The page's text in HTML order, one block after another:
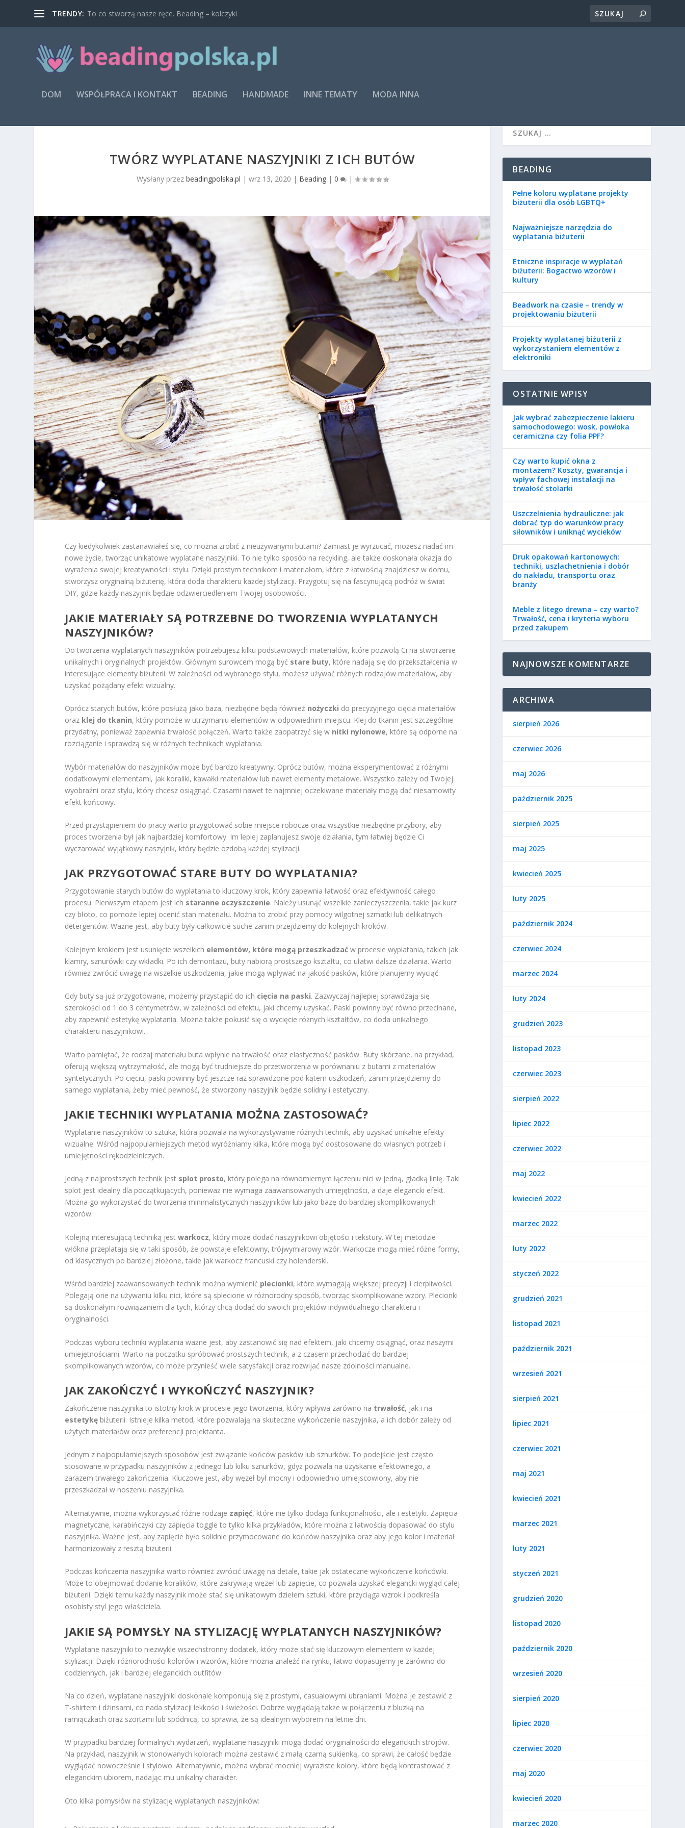
TRENDY: To co stworzą nasze ręce. Beading – kolczyki
DOM WSPÓŁPRACA I KONTAKT BEADING HANDMADE INNE TEMATY MODA INNA
TWÓRZ WYPLATANE NASZYJNIKI Z ICH BUTÓW
Wysłany przez beadingpolska.pl | wrz 13, 2020 | Beading| 0 |
Czy kiedykolwiek zastanawiałeś się, co można zrobić z nieużywanymi butami? Zamiast je wyrzucać, możesz nadać im
nowe życie, tworząc unikatowe wyplatane naszyjniki. To nie tylko sposób na recykling, ale także doskonała okazja do
wyrażenia swojej kreatywności i stylu. Dzięki prostym technikom i materiałom, które z łatwością znajdziesz w domu,
stworzysz oryginalną biżuterię, która doda charakteru każdej stylizacji. Przygotuj się na fascynującą podróż w świat
DIY, gdzie każdy naszyjnik będzie odzwierciedleniem Twojej osobowości.
JAKIE MATERIAŁY SĄ POTRZEBNE DO TWORZENIA WYPLATANYCH
NASZYJNIKÓW?
Do tworzenia wyplatanych naszyjników potrzebujesz kilku podstawowych materiałów, które pozwolą Ci na stworzenie
unikalnych i oryginalnych projektów. Głównym surowcem mogą być stare buty, które nadają się do przekształcenia w
interesujące elementy biżuterii. W zależności od wybranego stylu, możesz używać różnych rodzajów materiałów, aby
uzyskać pożądany efekt wizualny.
Oprócz starych butów, które posłużą jako baza, niezbędne będą również nożyczki do precyzyjnego cięcia materiałów
oraz klej do tkanin, który pomoże w utrzymaniu elementów w odpowiednim miejscu. Klej do tkanin jest szczególnie
przydatny, ponieważ zapewnia trwałość połączeń. Warto także zaopatrzyć się w nitki nylonowe, które są odporne na
rozciąganie i sprawdzą się w różnych technikach wyplatania.
Wybór materiałów do naszyjników może być bardzo kreatywny. Oprócz butów, można eksperymentować z różnymi
dodatkowymi elementami, jak koraliki, kawałki materiałów lub nawet elementy metalowe. Wszystko zależy od Twojej
wyobraźni oraz stylu, który chcesz osiągnąć. Czasami nawet te najmniej oczekiwane materiały mogą dać niesamowity
efekt końcowy.
Przed przystąpieniem do pracy warto przygotować sobie miejsce robocze oraz wszystkie niezbędne przybory, aby
proces tworzenia był jak najbardziej komfortowy. Im lepiej zaplanujesz swoje działania, tym łatwiej będzie Ci
wyczarować wyjątkowy naszyjnik, który będzie ozdobą każdej stylizacji.
JAK PRZYGOTOWAĆ STARE BUTY DO WYPLATANIA?
Przygotowanie starych butów do wyplatania to kluczowy krok, który zapewnia łatwość oraz efektywność całego
procesu. Pierwszym etapem jest ich staranne oczyszczenie. Należy usunąć wszelkie zanieczyszczenia, takie jak kurz
czy błoto, co pomoże lepiej ocenić stan materiału. Można to zrobić przy pomocy wilgotnej szmatki lub delikatnych
detergentów. Ważne jest, aby buty były całkowicie suche zanim przejdziemy do kolejnych kroków.
Kolejnym krokiem jest usunięcie wszelkich elementów, które mogą przeszkadzać w procesie wyplatania, takich jak
klamry, sznurówki czy wkładki. Po ich demontażu, buty nabiorą prostszego kształtu, co ułatwi dalsze działania. Warto
również zwrócić uwagę na wszelkie uszkodzenia, jakie mogą wpływać na jakość pasków, które planujemy wyciąć.
Gdy buty są już przygotowane, możemy przystąpić do ich cięcia na paski. Zazwyczaj najlepiej sprawdzają się
szerokości od 1 do 3 centymetrów, w zależności od efektu, jaki chcemy uzyskać. Paski powinny być równo przecinane,
aby zapewnić estetykę wyplatania. Można także pokusić się o wycięcie różnych kształtów, co doda unikalnego
charakteru naszyjnikowi.
Warto pamiętać, że rodzaj materiału buta wpłynie na trwałość oraz elastyczność pasków. Buty skórzane, na przykład,
oferują większą wytrzymałość, ale mogą być trudniejsze do przetworzenia w porównaniu z butami z materiałów
syntetycznych. Po cięciu, paski powinny być jeszcze raz sprawdzone pod kątem uszkodzeń, zanim przejdziemy do
samego wyplatania, żeby mieć pewność, że stworzony naszyjnik będzie solidny i estetyczny.
JAKIE TECHNIKI WYPLATANIA MOŻNA ZASTOSOWAĆ?
Wyplatanie naszyjników to sztuka, która pozwala na wykorzystywanie różnych technik, aby uzyskać unikalne efekty
wizualne. Wśród najpopularniejszych metod wyróżniamy kilka, które mogą być dostosowane do własnych potrzeb i
umiejętności rękodzielniczych.
Jedną z najprostszych technik jest splot prosto, który polega na równomiernym łączeniu nici w jedną, gładką linię. Taki
splot jest idealny dla początkujących, ponieważ nie wymaga zaawansowanych umiejętności, a daje elegancki efekt.
Można go wykorzystać do tworzenia minimalistycznych naszyjników lub jako bazę do bardziej skomplikowanych
wzorów.
Kolejną interesującą techniką jestwarkocz, który może dodać naszyjnikowi objętości i tekstury. W tej metodzie
włókna przeplatają się w taki sposób, że powstaje efektowny, trójwymiarowy wzór. Warkocze mogą mieć różne formy,
od klasycznych po bardziej złożone, takie jak warkocz francuski czy holenderski.
Wśród bardziej zaawansowanych technik można wymienić plecionki, które wymagają większej precyzji i cierpliwości.
Polegają one na używaniu kilku nici, które są splecione w różnorodny sposób, tworząc skomplikowane wzory. Plecionki
są doskonałym rozwiązaniem dla tych, którzy chcą dodać do swoich projektów indywidualnego charakteru i
oryginalności.
Podczas wyboru techniki wyplatania ważne jest, aby zastanowić się nad efektem, jaki chcemy osiągnąć, oraz naszymi
umiejętnościami. Warto na początku spróbować prostszych technik, a z czasem przechodzić do bardziej
skomplikowanych wzorów, co może przynieść wiele satysfakcji oraz rozwijać nasze zdolności manualne.
JAK ZAKOŃCZYĆ I WYKOŃCZYĆ NASZYJNIK?
Zakończenie naszyjnika to istotny krok w procesie jego tworzenia, który wpływa zarówno na trwałość, jak i na
estetykę biżuterii. Istnieje kilka metod, które pozwalają na skuteczne wykończenie naszyjnika, a ich dobór zależy od
użytych materiałów oraz preferencji projektanta.
Jednym z najpopularniejszych sposobów jest związanie końców pasków lub sznurków. To podejście jest często
stosowane w przypadku naszyjników z jednego lub kilku sznurków, gdyż pozwala na uzyskanie efektownego, a
zarazem trwałego zakończenia. Kluczowe jest, aby węzeł był mocny i odpowiednio umiejscowiony, aby nie
przeszkadzał w noszeniu naszyjnika.
Alternatywnie, można wykorzystać różne rodzaje zapięć, które nie tylko dodają funkcjonalności, ale i estetyki. Zapięcia
magnetyczne, karabińczyki czy zapięcia toggle to tylko kilka przykładów, które można z łatwością dopasować do stylu
naszyjnika. Ważne jest, aby zapięcie było solidnie przymocowane do końców naszyjnika oraz aby jego kolor i materiał
harmonizowały z resztą biżuterii.
Podczas kończenia naszyjnika warto również zwrócić uwagę na detale, takie jak ostateczne wykończenie końcówki.
Może to obejmować dodanie koralików, które zakrywają węzeł lub zapięcie, co pozwala uzyskać elegancki wygląd całej
biżuterii. Dzięki temu każdy naszyjnik może stać się unikatowym dziełem sztuki, które przyciąga wzrok i podkreśla
osobisty styl jego właściciela.
JAKIE SĄ POMYSŁY NA STYLIZACJĘ WYPLATANYCH NASZYJNIKÓW?
Wyplatane naszyjniki to niezwykle wszechstronny dodatek, który może stać się kluczowym elementem w każdej
stylizacji. Dzięki różnorodności kolorów i wzorów, które można znaleźć na rynku, łatwo dopasujemy je zarówno do
codziennych, jak i bardziej eleganckich outfitów.
Na co dzień, wyplatane naszyjniki doskonale komponują się z prostymi, casualowymi ubraniami. Można je zestawić z
T-shirtem i dżinsami, co nada stylizacji lekkości i świeżości. Dobrze wyglądają także w połączeniu z bluzką na
ramiączkach oraz szortami lub spódnicą, co sprawia, że są idealnym wyborem na letnie dni.
W przypadku bardziej formalnych wydarzeń, wyplatane naszyjniki mogą dodać oryginalności do eleganckich strojów.
Na przykład, naszyjnik w stonowanych kolorach można zestawić z małą czarną sukienką, co sprawi, że całość będzie
wyglądać nowocześnie i stylowo. Alternatywnie, można wybrać mocniej wyraziste kolory, które będą kontrastować z
eleganckim ubiorem, nadając mu unikalny charakter.
Oto kilka pomysłów na stylizację wyplatanych naszyjników:
BEADING
Pełne koloru wyplatane projekty
biżuterii dla osób LGBTQ+
Najważniejsze narzędzia do
wyplatania biżuterii
Etniczne inspiracje w wyplatań
biżuterii: Bogactwo wzorów i
kultury
Beadwork na czasie – trendy w
projektowaniu biżuterii
Projekty wyplatanej biżuterii z
wykorzystaniem elementów z
elektroniki
OSTATNIE WPISY
Jak wybrać zabezpieczenie lakieru
samochodowego: wosk, powłoka
ceramiczna czy folia PPF?
Czy warto kupić okna z
montażem? Koszty, gwarancja i
wpływ fachowej instalacji na
trwałość stolarki
Uszczelnienia hydrauliczne: jak
dobrać typ do warunków pracy
siłowników i uniknąć wycieków
Druk opakowań kartonowych:
techniki, uszlachetnienia i dobór
do nakładu, transportu oraz
branży
Meble z litego drewna – czy warto?
Trwałość, cena i kryteria wyboru
przed zakupem
NAJNOWSZE KOMENTARZE
ARCHIWA
sierpień 2026
czerwiec 2026
maj 2026
październik 2025
sierpień 2025
maj 2025
kwiecień 2025
luty 2025
październik 2024
czerwiec 2024
marzec 2024
luty 2024
grudzień 2023
listopad 2023
czerwiec 2023
sierpień 2022
lipiec 2022
czerwiec 2022
maj 2022
kwiecień 2022
marzec 2022
luty 2022
styczeń 2022
grudzień 2021
listopad 2021
październik 2021
wrzesień 2021
sierpień 2021
lipiec 2021
czerwiec 2021
maj 2021
kwiecień 2021
marzec 2021
luty 2021
styczeń 2021
grudzień 2020
listopad 2020
październik 2020
wrzesień 2020
sierpień 2020
lipiec 2020
czerwiec 2020
maj 2020
kwiecień 2020
marzec 2020